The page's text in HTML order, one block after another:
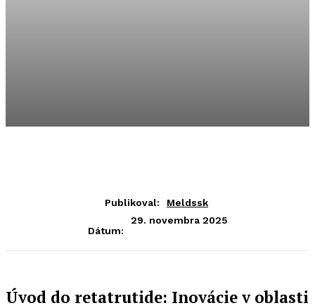
Publikoval: Meldssk
Dátum:
29. novembra 2025
Úvod do retatrutide: Inovácie v oblasti